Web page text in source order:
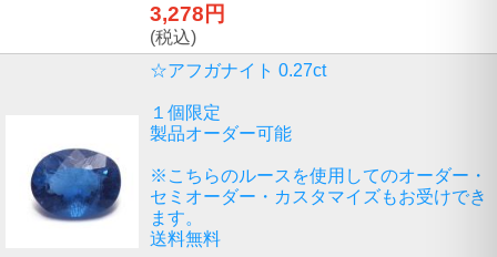
3,278円
(税込)
☆アフガナイト 0.27ct
１個限定
製品オーダー可能
※こちらのルースを使用してのオーダー・
セミオーダー・カスタマイズもお受けでき
ます。
送料無料